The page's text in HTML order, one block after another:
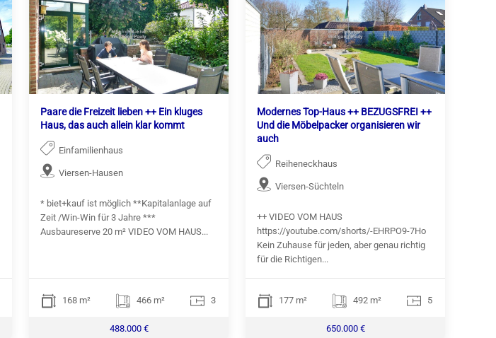
Paare die Freizeit lieben ++ Ein kluges
Haus, das auch allein klar kommt
Einfamilienhaus
Viersen-Hausen
* biet+kauf ist möglich **Kapitalanlage auf
Zeit /Win‑Win für 3 Jahre ***
Ausbaureserve 20 m² VIDEO VOM HAUS...
168 m² 466 m² 3
488.000 €
Modernes Top-Haus ++ BEZUGSFREI ++
Und die Möbelpacker organisieren wir
auch
Reiheneckhaus
Viersen-Süchteln
++ VIDEO VOM HAUS
https://youtube.com/shorts/-EHRPO9-7Ho
Kein Zuhause für jeden, aber genau richtig
für die Richtigen...
177 m² 492 m² 5
650.000 €